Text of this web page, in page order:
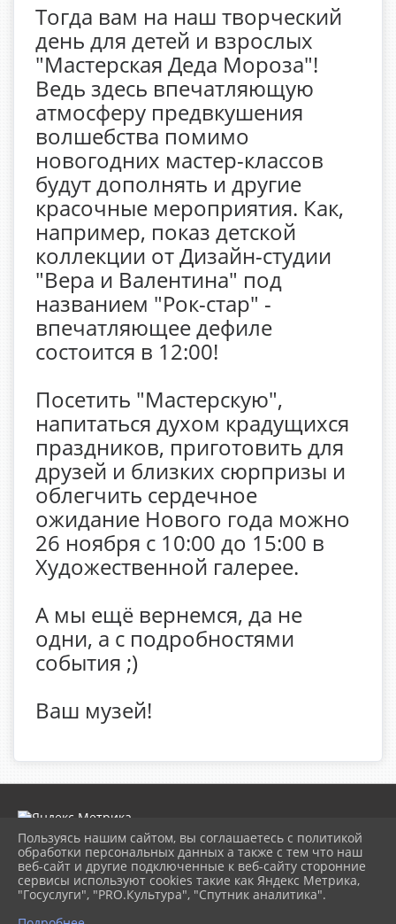
Тогда вам на наш творческий
день для детей и взрослых
"Мастерская Деда Мороза"!
Ведь здесь впечатляющую
атмосферу предвкушения
волшебства помимо
новогодних мастер-классов
будут дополнять и другие
красочные мероприятия. Как,
например, показ детской
коллекции от Дизайн-студии
"Вера и Валентина" под
названием "Рок-стар" -
впечатляющее дефиле
состоится в 12:00!
Посетить "Мастерскую",
напитаться духом крадущихся
праздников, приготовить для
друзей и близких сюрпризы и
облегчить сердечное
ожидание Нового года можно
26 ноября с 10:00 до 15:00 в
Художественной галерее.
А мы ещё вернемся, да не
одни, а с подробностями
события ;)
Ваш музей!
2026 г. museumkam.ru
Вход
Карта сайта
Политика обработки персональных данных
Пользуясь нашим сайтом, вы соглашаетесь с политикой
обработки персональных данных а также с тем что наш
веб-сайт и другие подключенные к веб-сайту сторонние
сервисы используют cookies такие как Яндекс Метрика,
"Госуслуги", "PRO.Культура", "Спутник аналитика".